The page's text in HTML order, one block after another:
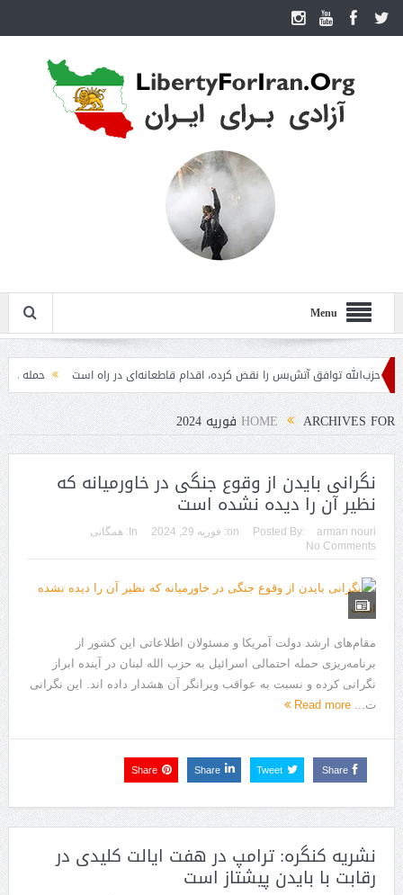
Menu
توافق آتش‌بس را نقض کرده، اقدام قاطعانه‌ای در راه است حمله دوباره
HOME ARCHIVES FOR فوریه 2024
نگرانی بایدن از وقوع جنگی در خاورمیانه که
نظیر آن را دیده نشده است
Posted By: arman nouri
on: فوریه 29, 2024 In: همگانی
No Comments
مقام‌های ارشد دولت آمریکا و مسئولان اطلاعاتی این کشور از
برنامه‌ریزی حمله احتمالی اسرائیل به حزب الله لبنان در آینده ابراز
نگرانی کرده و نسبت به عواقب ویرانگر آن هشدار داده اند. این نگرانی
ت... Read more
Share
Tweet
Share
Share
نشریه کنگره: ترامپ در هفت ایالت کلیدی در
رقابت با بایدن پیشتاز است